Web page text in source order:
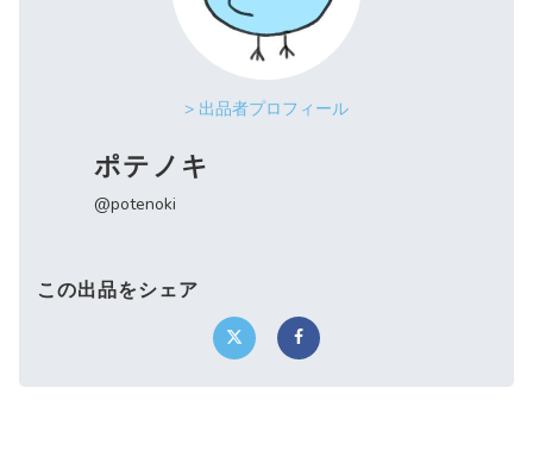
> 出品者プロフィール
ポテノキ
@potenoki
この出品をシェア